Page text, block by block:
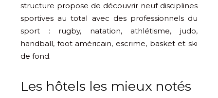
structure propose de découvrir neuf disciplines
sportives au total avec des professionnels du
sport : rugby, natation, athlétisme, judo,
handball, foot américain, escrime, basket et ski
de fond.
Les hôtels les mieux notés